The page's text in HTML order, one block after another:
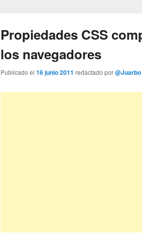
Propiedades CSS
los navegadores
Publicado el16 junio 2011 redactado por@Juarbo